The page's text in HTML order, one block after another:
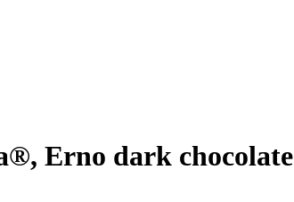
Erno dark chocolate